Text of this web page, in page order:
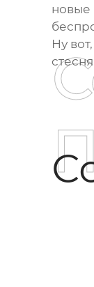
новые
Ну